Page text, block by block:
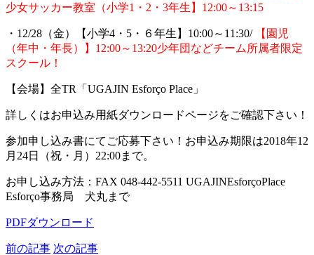
少女サッカー教室（小学1・2・3年生】12:00～13:15
・12/28（金）【小学4・5・６年生】10:00～11:30/
【園児
（年中・年長）】12:00～13:20少年団などチーム所属者限定
スクール！
【会場】全TR「UGAJIN Esforço Place」
詳しくはお申込み用紙ダウンロードページをご確認下さい！
参加申し込み書にてご応募下さい！お申込み期限は2018年12
月24日（祝・月）22:00まで。
お申し込み方法：FAX 048-442-5511 UGAJINEsforçoPlace
Esforço事務局 犬丸まで
PDFダウンロード
前の記事 次の記事